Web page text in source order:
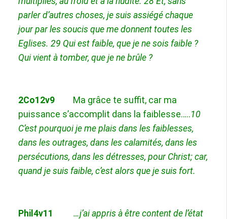
parler d’autres choses, je suis assiégé chaque
jour par les soucis que me donnent toutes les
Eglises. 29 Qui est faible, que je ne sois faible ?
Qui vient à tomber, que je ne brûle ?
2Co12v9
Ma grâce te suffit, car ma
puissance s’accomplit dans la faiblesse…..10
C’est pourquoi je me plais dans les faiblesses,
dans les outrages, dans les calamités, dans les
persécutions, dans les détresses, pour Christ; car,
quand je suis faible, c’est alors que je suis fort.
Phil4v11
…j’ai appris à être content de l’état